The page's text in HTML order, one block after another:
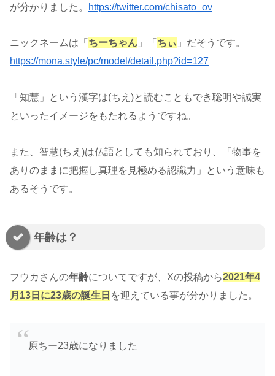
が分かりました。
https://twitter.com/chisato_ov
ニックネームは「 ちーちゃん 」「 ちぃ 」だそうです。
https://mona.style/pc/model/detail.php?id=127
「知慧」という漢字は(ちえ)と読むこともでき聡明や誠実
といったイメージをもたれるようですね。
また、智慧(ちえ)は仏語としても知られており、「物事を
ありのままに把握し真理を見極める認識力」という意味も
あるそうです。
年齢は？
フウカさんの年齢についてですが、Xの投稿から2021年4
月13日に23歳の誕生日 を迎えている事が分かりました。
原ちー23歳になりました